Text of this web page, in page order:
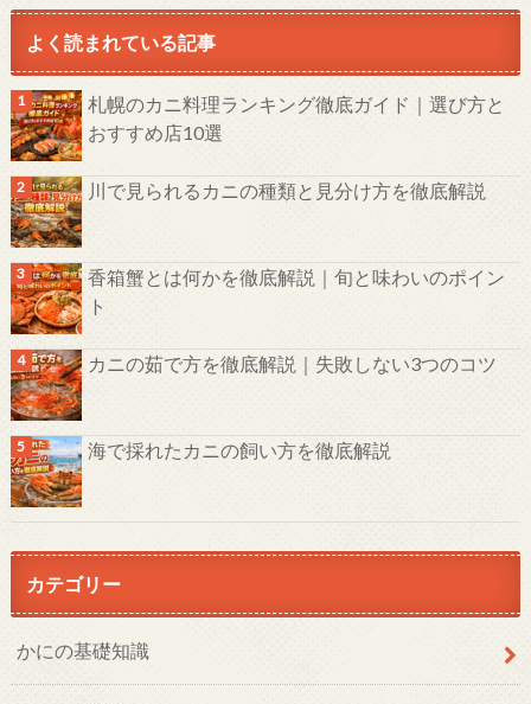
よく読まれている記事
札幌のカニ料理ランキング徹底ガイド｜選び方と
おすすめ店10選
川で見られるカニの種類と見分け方を徹底解説
香箱蟹とは何かを徹底解説｜旬と味わいのポイン
ト
カニの茹で方を徹底解説｜失敗しない3つのコツ
海で採れたカニの飼い方を徹底解説
カテゴリー
かにの基礎知識